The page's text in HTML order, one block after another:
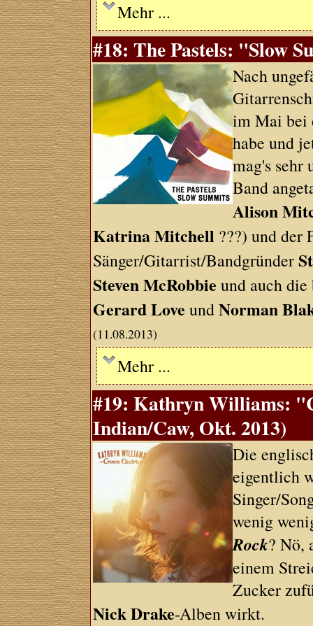
Mehr ...
#18: The Pastels: "Slow
Nach
im Mai bei
habe und
mag's sehr
Band
Alison
Katrina Mitchell ???) und der
Sänger/Gitarrist/Bandgründer
Steven McRobbie und auch
Gerard Love undNorman
(11.08.2013)
Mehr ...
#19: Kathryn Williams:
Indian/Caw, Okt. 2013)
Die
eigentlich
Singer/
wenig
Rock? Nö,
einem
Zucker
Nick Drake-Alben wirkt.